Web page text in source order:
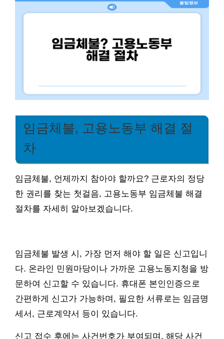
임금체불, 고용노동부 해결 절
차
임금체불, 언제까지 참아야 할까요? 근로자의 정당
한 권리를 찾는 첫걸음, 고용노동부 임금체불 해결
절차를 자세히 알아보겠습니다.
임금체불 발생 시, 가장 먼저 해야 할 일은 신고입니
다. 온라인 민원마당이나 가까운 고용노동지청을 방
문하여 신고할 수 있습니다. 휴대폰 본인인증으로
간편하게 신고가 가능하며, 필요한 서류로는 임금명
세서, 근로계약서 등이 있습니다.
신고 접수 후에는 사건번호가 부여되며, 해당 사건